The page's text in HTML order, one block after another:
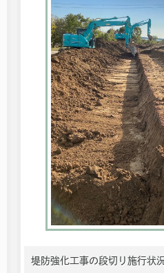
堤防強化工事の段切り施行状